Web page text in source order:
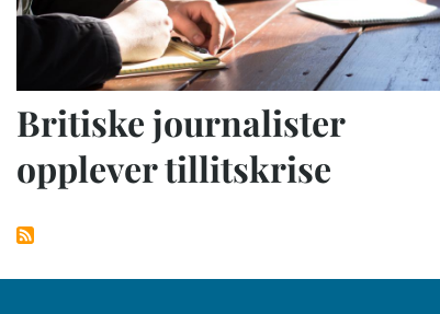
Britiske journalister
opplever tillitskrise